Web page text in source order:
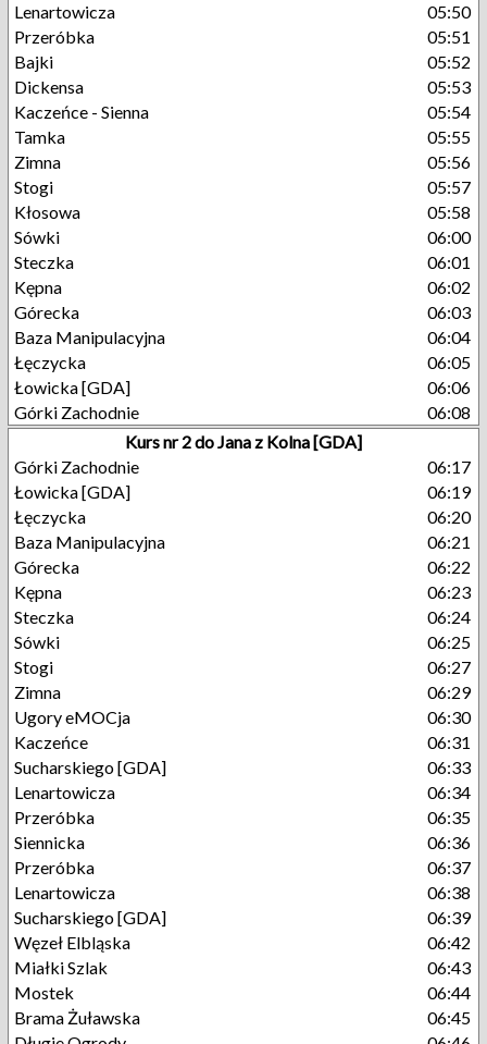
Lenartowicza
05:50
Przeróbka
05:51
Bajki
05:52
Dickensa
05:53
Kaczeńce - Sienna
05:54
Tamka
05:55
Zimna
05:56
Stogi
05:57
Kłosowa
05:58
Sówki
06:00
Steczka
06:01
Kępna
06:02
Górecka
06:03
Baza Manipulacyjna
06:04
Łęczycka
06:05
Łowicka [GDA]
06:06
Górki Zachodnie
06:08
Kurs nr 2 do Jana z Kolna [GDA]
Górki Zachodnie
06:17
Łowicka [GDA]
06:19
Łęczycka
06:20
Baza Manipulacyjna
06:21
Górecka
06:22
Kępna
06:23
Steczka
06:24
Sówki
06:25
Stogi
06:27
Zimna
06:29
Ugory eMOCja
06:30
Kaczeńce
06:31
Sucharskiego [GDA]
06:33
Lenartowicza
06:34
Przeróbka
06:35
Siennicka
06:36
Przeróbka
06:37
Lenartowicza
06:38
Sucharskiego [GDA]
06:39
Węzeł Elbląska
06:42
Miałki Szlak
06:43
Mostek
06:44
Brama Żuławska
06:45